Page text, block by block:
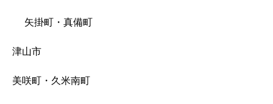
矢掛町・真備町
津山市
美咲町・久米南町